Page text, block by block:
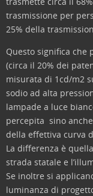
trasmissione per
25% della
Questo significa che
(circa il 20% dei
misurata di 1cd/m2
sodio ad alta
lampade a luce
percepita sino
della effettiva curva
La differenza è
strada statale e
Se inoltre si
luminanza di